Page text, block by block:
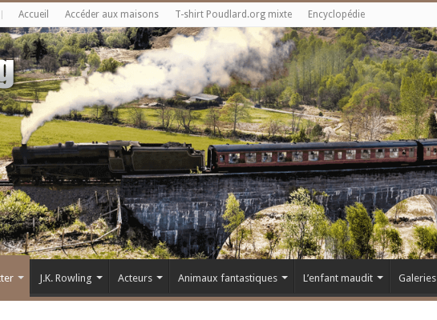
Accueil Accéder aux maisons T-shirt Poudlard.org mixte Encyclopédie
J.K. Rowling Acteurs Animaux fantastiques L’enfant maudit Galeries